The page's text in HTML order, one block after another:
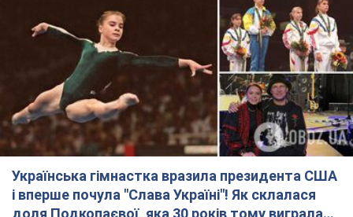
Українська гімнастка вразила президента США
і вперше почула "Слава Україні"! Як склалася